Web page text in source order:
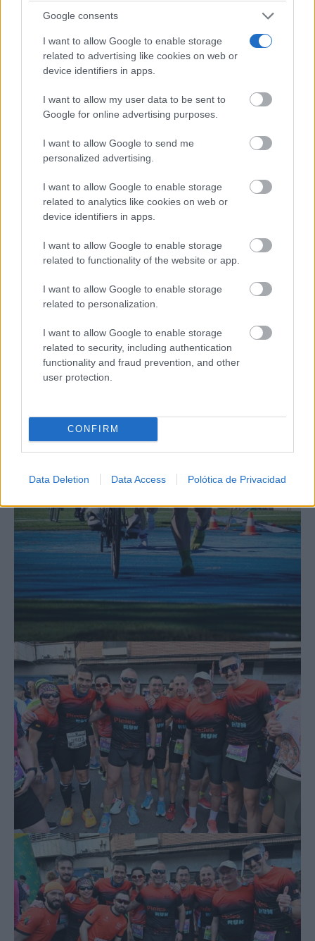
Google consents
I want to allow Google to enable storage
related to advertising like cookies on web or
device identifiers in apps.
I want to allow my user data to be sent to
Google for online advertising purposes.
I want to allow Google to send me
personalized advertising.
I want to allow Google to enable storage
related to analytics like cookies on web or
device identifiers in apps.
I want to allow Google to enable storage
related to functionality of the website or app.
I want to allow Google to enable storage
related to personalization.
I want to allow Google to enable storage
related to security, including authentication
functionality and fraud prevention, and other
user protection.
CONFIRM
Data Deletion Data Access Polótica de Privacidad